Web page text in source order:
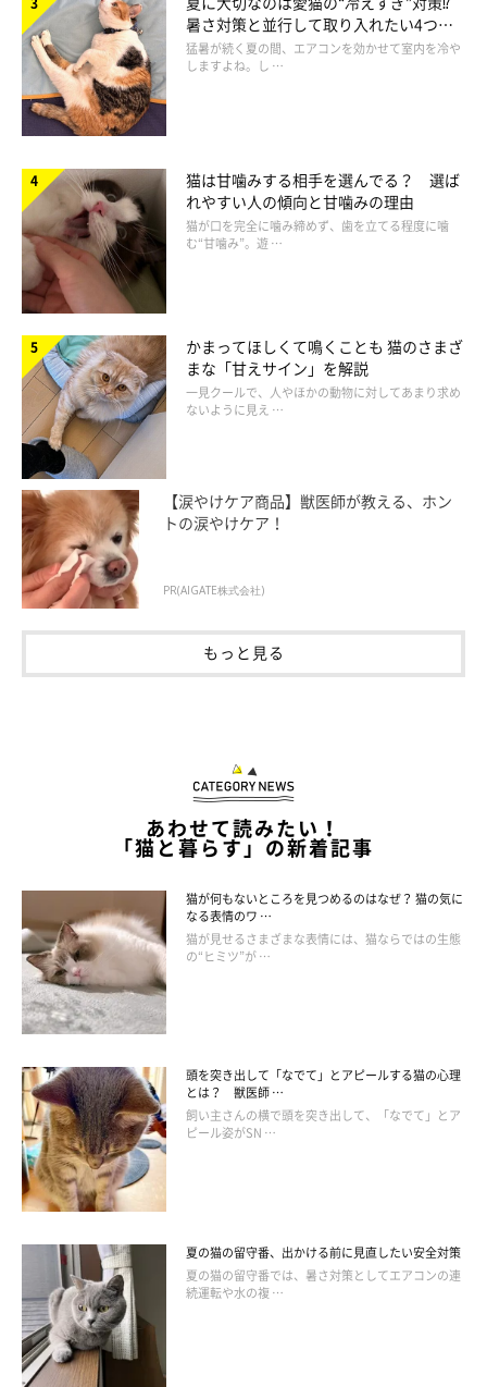
まいにちのねこのきもちアプリ投稿写真より
と思ったときがポイントですよ！
出典／「ねこのきもち」2016年12月号『今よりもっと仲よく“懇
ろ”に にゃんごろスキンシップ』
※写真はアプリ「まいにちのいぬ・ねこのきもち」にご投稿いた
だいたものです。
文／二宮ねこむ
構成／ねこのきもちWeb編集室
■おすすめ記事
愛猫をひざに乗せたいあなたへ。「のり猫」にする秘策お教えし
猫が鳴きながらウロウロする心理 じつは「あれ」を要求してい
る!?
暑さ対策と並行して取り入れたい4つの
工夫
猛暑が続く夏の間、エアコンを効かせて室内を冷や
しますよね。し …
猫は甘噛みする相手を選んでる？ 選ば
れやすい人の傾向と甘噛みの理由
猫が口を完全に噛み締めず、歯を立てる程度に噛
む“甘噛み”。遊 …
かまってほしくて鳴くことも 猫のさまざ
まな「甘えサイン」を解説
一見クールで、人やほかの動物に対してあまり求め
ないように見え …
【涙やけケア商品】獣医師が教える、ホン
トの涙やけケア！
PR(AIGATE株式会社)
もっと見る
あわせて読みたい！
「猫と暮らす」の新着記事
猫が何もないところを見つめるのはなぜ？ 猫の気に
なる表情のワ …
猫が見せるさまざまな表情には、猫ならではの生態
の“ヒミツ”が …
頭を突き出して「なでて」とアピールする猫の心理
とは？ 獣医師 …
飼い主さんの横で頭を突き出して、「なでて」とア
ピール姿がSN …
夏の猫の留守番、出かける前に見直したい安全対策
夏の猫の留守番では、暑さ対策としてエアコンの連
続運転や水の複 …